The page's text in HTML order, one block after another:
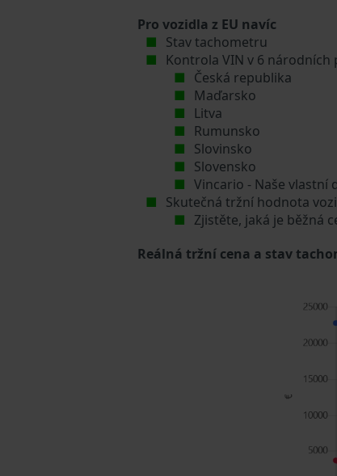
Pro vozidla z EU navíc
Stav tachometru
Kontrola VIN v 6
Česká republika
Maďarsko
Litva
Rumunsko
Slovinsko
Slovensko
Vincario - Naše
Skutečná tržní hodnota
Zjistěte, jaká je běžná
Reálná tržní cena a stav